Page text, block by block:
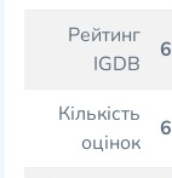
Рейтинг
IGDB
Кількість
оцінок